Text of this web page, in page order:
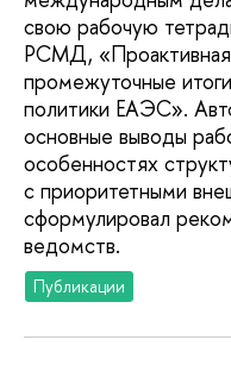
свою рабочую
РСМД, «Проактивная
промежуточные
политики ЕАЭС».
основные выводы
особенностях
с приоритетными
сформулировал
ведомств.
Публикации